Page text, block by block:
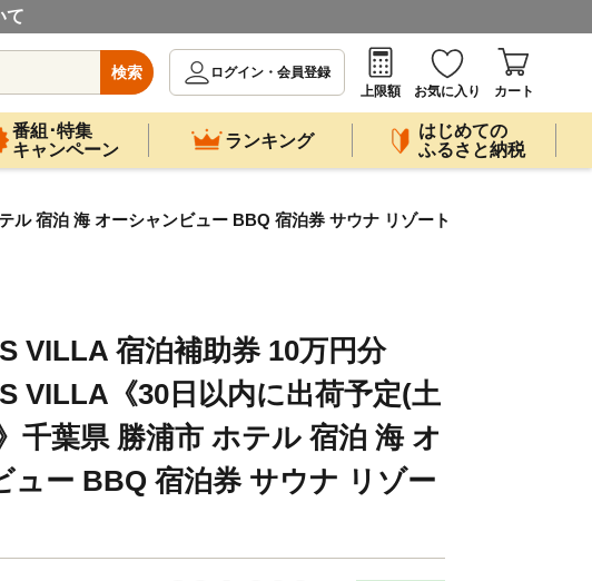
て
検索
ログイン・会員登録
上限額
お気に入り カート
番組･特集
キャンペーン
ランキング
はじめての
ふるさと納税
宿泊 海 オーシャンビュー BBQ 宿泊券 サウナ リゾート
VILLA 宿泊補助券 10万円分
VILLA《30日以内に出荷予定(土
千葉県 勝浦市 ホテル 宿泊 海 オ
ュー BBQ 宿泊券 サウナ リゾー